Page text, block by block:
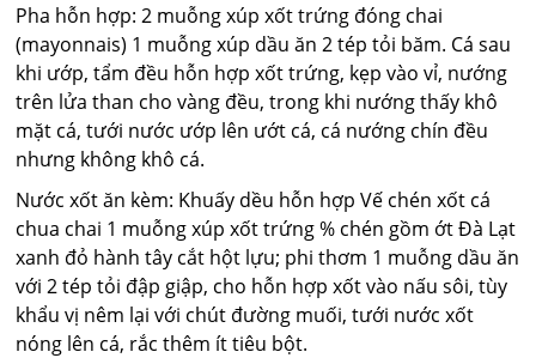
Pha hỗn hợp: 2 muỗng xúp xốt trứng đóng chai
(mayonnais) 1 muỗng xúp dầu ăn 2 tép tỏi băm. Cá sau
khi ướp, tẩm đều hỗn hợp xốt trứng, kẹp vào vỉ, nướng
trên lửa than cho vàng đều, trong khi nướng thấy khô
mặt cá, tưới nước ướp lên ướt cá, cá nướng chín đều
nhưng không khô cá.
Nước xốt ăn kèm: Khuấy dều hỗn hợp Vế chén xốt cá
chua chai 1 muỗng xúp xốt trứng % chén gồm ớt Đà Lạt
xanh đỏ hành tây cắt hột lựu; phi thơm 1 muỗng dầu ăn
với 2 tép tỏi đập giập, cho hỗn hợp xốt vào nấu sôi, tùy
khẩu vị nêm lại với chút đường muối, tưới nước xốt
nóng lên cá, rắc thêm ít tiêu bột.